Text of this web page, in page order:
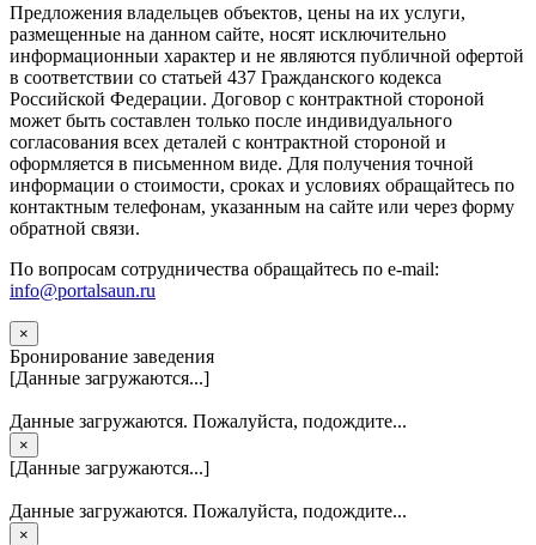
Предложения владельцев объектов, цены на их услуги,
размещенные на данном сайте, носят исключительно
информационныи характер и не являются публичной офертой
в соответствии со статьей 437 Гражданского кодекса
Российской Федерации. Договор с контрактной стороной
может быть составлен только после индивидуального
согласования всех деталей с контрактной стороной и
оформляется в письменном виде. Для получения точной
информации о стоимости, сроках и условиях обращайтесь по
контактным телефонам, указанным на сайте или через форму
обратной связи.
По вопросам сотрудничества обращайтесь по e-mail:
info@portalsaun.ru
×
Бронирование заведения
[Данные загружаются...]
Данные загружаются. Пожалуйста, подождите...
×
[Данные загружаются...]
Данные загружаются. Пожалуйста, подождите...
×